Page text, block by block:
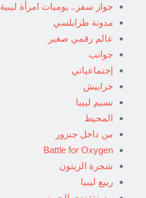
جواز سفر.. يوميات امرأة ليبية
مدونة طرابلسي
عالم رقمي صغير
جوانب
إجتماعياتي
خرابيش
نسيم ليبيا
المحيط
من داخل جنزور
Battle for Oxygen
شجرة الزيتون
ربيع ليبيا